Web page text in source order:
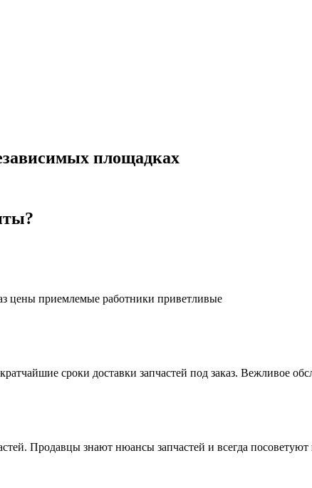
площадках
цены приемлемые работники приветливые
сроки доставки запчастей под заказ. Вежливое
Продавцы знают нюансы запчастей и всегда